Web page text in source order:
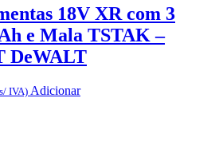
€.
18V XR com 3
e Mala TSTAK –
DeWALT
IVA) Adicionar